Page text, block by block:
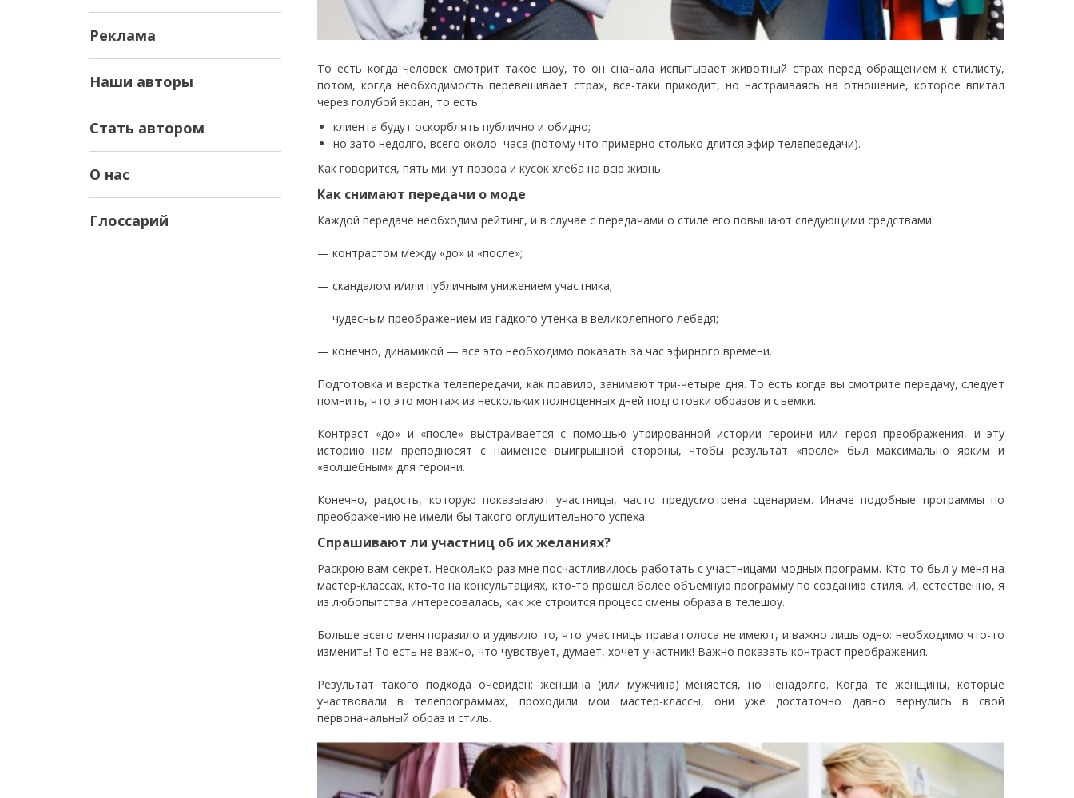
Реклама
Наши авторы
Стать автором
О нас
Глоссарий
То есть когда человек смотрит такое шоу, то он сначала испытывает животный страх перед обращением к стилисту,
потом, когда необходимость перевешивает страх, все-таки приходит, но настраиваясь на отношение, которое впитал
через голубой экран, то есть:
клиента будут оскорблять публично и обидно;
но зато недолго, всего около часа (потому что примерно столько длится эфир телепередачи).
Как говорится, пять минут позора и кусок хлеба на всю жизнь.
Как снимают передачи о моде
Каждой передаче необходим рейтинг, и в случае с передачами о стиле его повышают следующими средствами:
— контрастом между «до» и «после»;
— скандалом и/или публичным унижением участника;
— чудесным преображением из гадкого утенка в великолепного лебедя;
— конечно, динамикой — все это необходимо показать за час эфирного времени.
Подготовка и верстка телепередачи, как правило, занимают три-четыре дня. То есть когда вы смотрите передачу, следует
помнить, что это монтаж из нескольких полноценных дней подготовки образов и съемки.
Контраст «до» и «после» выстраивается с помощью утрированной истории героини или героя преображения, и эту
историю нам преподносят с наименее выигрышной стороны, чтобы результат «после» был максимально ярким и
«волшебным» для героини.
Конечно, радость, которую показывают участницы, часто предусмотрена сценарием. Иначе подобные программы по
преображению не имели бы такого оглушительного успеха.
Спрашивают ли участниц об их желаниях?
Раскрою вам секрет. Несколько раз мне посчастливилось работать с участницами модных программ. Кто-то был у меня на
мастер-классах, кто-то на консультациях, кто-то прошел более объемную программу по созданию стиля. И, естественно, я
из любопытства интересовалась, как же строится процесс смены образа в телешоу.
Больше всего меня поразило и удивило то, что участницы права голоса не имеют, и важно лишь одно: необходимо что-то
изменить! То есть не важно, что чувствует, думает, хочет участник! Важно показать контраст преображения.
Результат такого подхода очевиден: женщина (или мужчина) меняется, но ненадолго. Когда те женщины, которые
участвовали в телепрограммах, проходили мои мастер-классы, они уже достаточно давно вернулись в свой
первоначальный образ и стиль.